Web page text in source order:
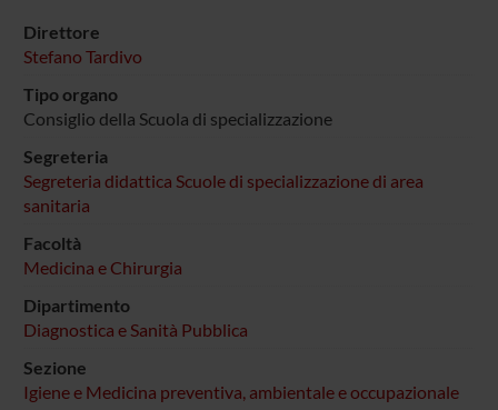
Direttore
Stefano Tardivo
Tipo organo
Consiglio della Scuola di specializzazione
Segreteria
Segreteria didattica Scuole di specializzazione di area
sanitaria
Facoltà
Medicina e Chirurgia
Dipartimento
Diagnostica e Sanità Pubblica
Sezione
Igiene e Medicina preventiva, ambientale e occupazionale